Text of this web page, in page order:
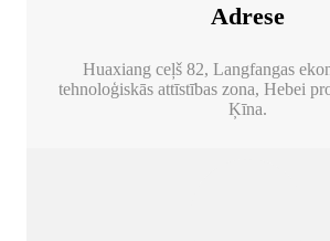
Adrese
Huaxiang ceļš 82, Langfangas
tehnoloģiskās attīstības zona, Hebei
Ķīna.